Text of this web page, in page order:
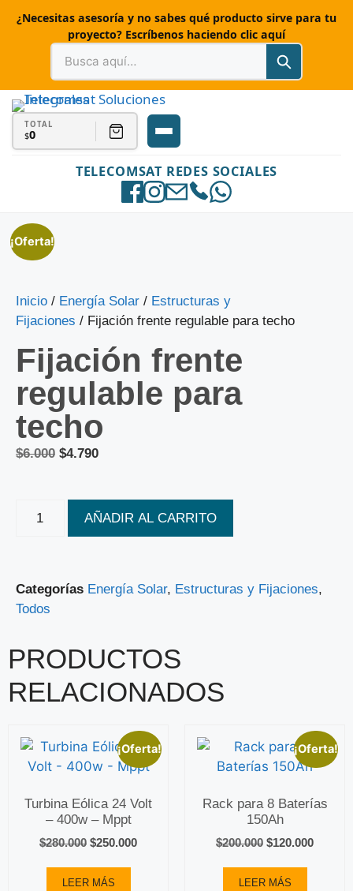
¿Necesitas asesoría y no sabes qué producto sirve para tu
proyecto? Escríbenos haciendo clic aquí
TELECOMSAT REDES SOCIALES
TOTAL
$0
¡Oferta!
Inicio / Energía Solar / Estructuras y
Fijaciones / Fijación frente regulable para techo
Fijación frente
regulable para
techo
$6.000 $4.790
AÑADIR AL CARRITO
Categorías Energía Solar, Estructuras y Fijaciones,
Todos
PRODUCTOS
RELACIONADOS
¡Oferta!
Turbina Eólica 24 Volt
– 400w – Mppt
$280.000 $250.000
LEER MÁS
¡Oferta!
Rack para 8 Baterías
150Ah
$200.000 $120.000
LEER MÁS